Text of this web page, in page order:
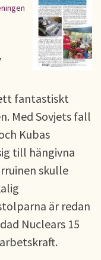
,
fantastiskt
Med Sovjets fall
Kubas
till hängivna
skulle
är redan
Nuclears 15